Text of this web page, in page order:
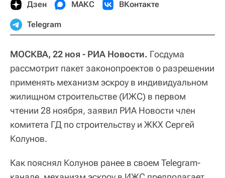
Дзен МАКС ВКонтакте
Telegram
МОСКВА, 22 ноя - РИА Новости. Госдума
рассмотрит пакет законопроектов о разрешении
применять механизм эскроу в индивидуальном
жилищном строительстве (ИЖС) в первом
чтении 28 ноября, заявил РИА Новости член
комитета ГД по строительству и ЖКХ Сергей
Колунов.
Как пояснял Колунов ранее в своем Telegram-